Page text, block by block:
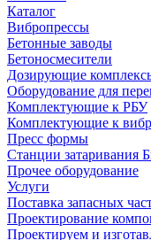
Каталог
Вибропрессы
Бетонные заводы
Бетоносмесители
Дозирующие
Оборудование для
Комплектующие к РБУ
Комплектующие к
Пресс формы
Станции затаривания
Прочее оборудование
Услуги
Поставка запасных
Проектирование
Проектируем и